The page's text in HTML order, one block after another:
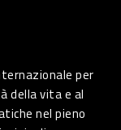
per
della vita e al
nel pieno